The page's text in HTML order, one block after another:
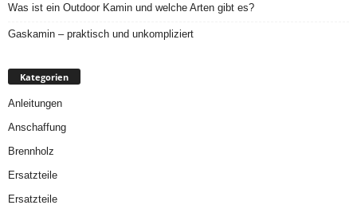
Was ist ein Outdoor Kamin und welche Arten gibt es?
Gaskamin – praktisch und unkompliziert
Kategorien
Anleitungen
Anschaffung
Brennholz
Ersatzteile
Ersatzteile